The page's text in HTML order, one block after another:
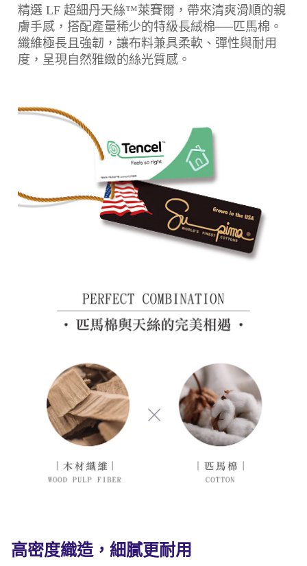
精選 LF 超細丹天絲™萊賽爾，帶來清爽滑順的親
膚手感，搭配產量稀少的特級長絨棉──匹馬棉。
纖維極長且強韌，讓布料兼具柔軟、彈性與耐用
度，呈現自然雅緻的絲光質感。
高密度織造，細膩更耐用